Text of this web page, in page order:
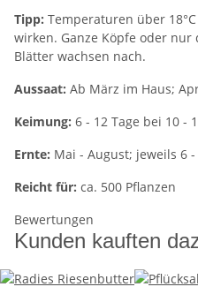
Tipp: Temperaturen über
wirken. Ganze Köpfe oder
Blätter wachsen nach.
Aussaat: Ab März im Haus;
Keimung: 6 - 12 Tage bei 10 -
Ernte: Mai - August; jeweils 6
Reicht für: ca. 500 Pflanzen
Bewertungen
Kunden kauften